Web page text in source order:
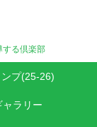
する倶楽部
ンプ(25-26)
ャラリー